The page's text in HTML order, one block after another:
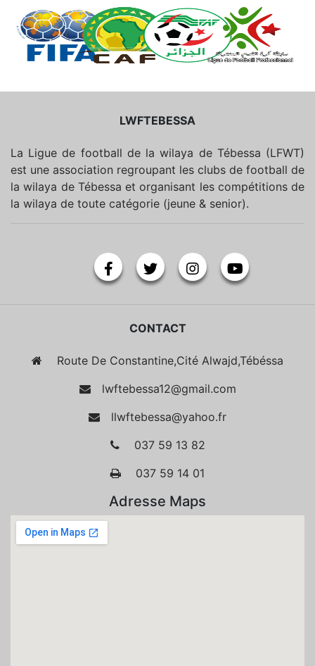
LWFTEBESSA
La Ligue de football de la wilaya de Tébessa (LFWT)
est une association regroupant les clubs de football de
la wilaya de Tébessa et organisant les compétitions de
la wilaya de toute catégorie (jeune & senior).
CONTACT
Route De Constantine,Cité Alwajd,Tébéssa
lwftebessa12@gmail.com
llwftebessa@yahoo.fr
037 59 13 82
037 59 14 01
Adresse Maps